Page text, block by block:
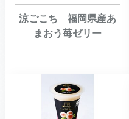
涼ごこち 福岡県産あ
まおう苺ゼリー